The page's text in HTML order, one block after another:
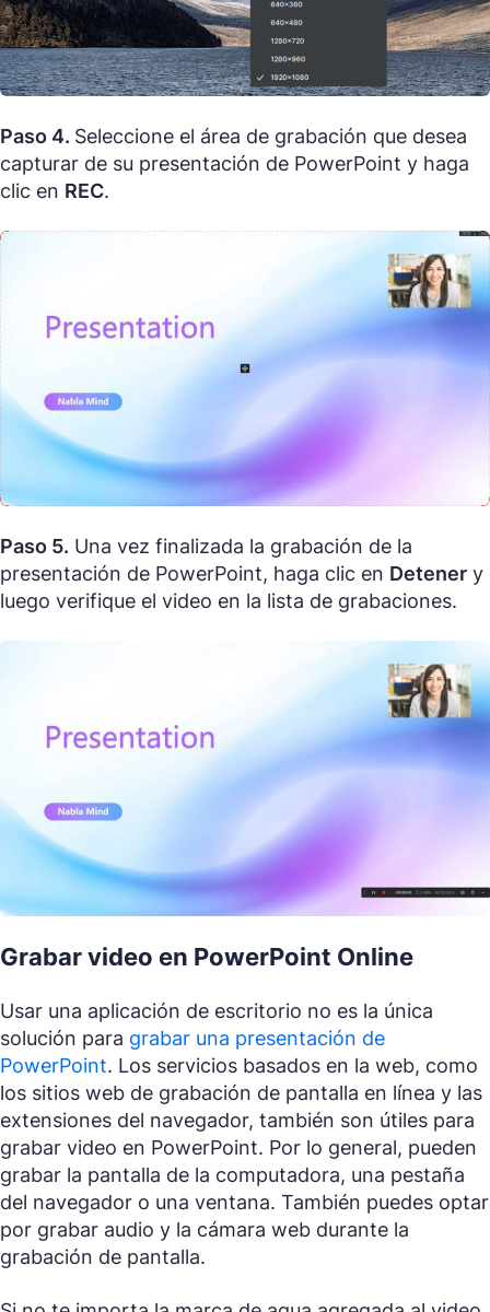
Paso 4. Seleccione el área de grabación que desea
capturar de su presentación de PowerPoint y haga
clic en REC.
Paso 5. Una vez finalizada la grabación de la
presentación de PowerPoint, haga clic en Detener y
luego verifique el video en la lista de grabaciones.
Grabar video en PowerPoint Online
Usar una aplicación de escritorio no es la única
solución para grabar una presentación de
PowerPoint. Los servicios basados en la web, como
los sitios web de grabación de pantalla en línea y las
extensiones del navegador, también son útiles para
grabar video en PowerPoint. Por lo general, pueden
grabar la pantalla de la computadora, una pestaña
del navegador o una ventana. También puedes optar
por grabar audio y la cámara web durante la
grabación de pantalla.